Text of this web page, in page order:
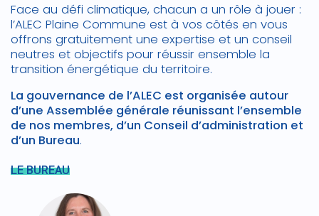
Face au défi climatique, chacun a un rôle à jouer :
l’ALEC Plaine Commune est à vos côtés en vous
offrons gratuitement une expertise et un conseil
neutres et objectifs pour réussir ensemble la
transition énergétique du territoire.
La gouvernance de l’ALEC est organisée autour
d’une Assemblée générale réunissant l’ensemble
de nos membres, d’un Conseil d’administration et
d’un Bureau.
LE BUREAU